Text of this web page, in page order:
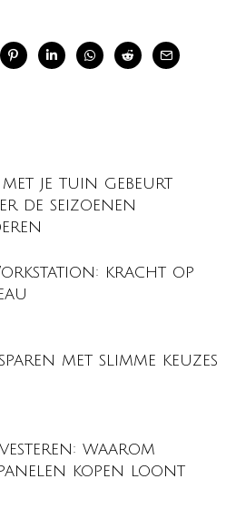
je tuin gebeurt
de seizoenen
kracht op
met slimme keuzes
waarom
kopen loont